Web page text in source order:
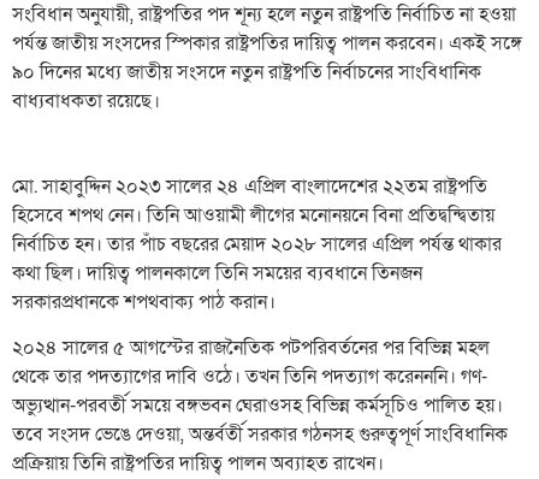
সংবিধান অনুযায়ী, রাষ্ট্রপতির পদ শূন্য হলে নতুন রাষ্ট্রপতি নির্বাচিত না হওয়া
পর্যন্ত জাতীয় সংসদের স্পিকার রাষ্ট্রপতির দায়িত্ব পালন করবেন। একই সঙ্গে
৯০ দিনের মধ্যে জাতীয় সংসদে নতুন রাষ্ট্রপতি নির্বাচনের সাংবিধানিক
বাধ্যবাধকতা রয়েছে।
মো. সাহাবুদ্দিন ২০২৩ সালের ২৪ এপ্রিল বাংলাদেশের ২২তম রাষ্ট্রপতি
হিসেবে শপথ নেন। তিনি আওয়ামী লীগের মনোনয়নে বিনা প্রতিদ্বন্দ্বিতায়
নির্বাচিত হন। তার পাঁচ বছরের মেয়াদ ২০২৮ সালের এপ্রিল পর্যন্ত থাকার
কথা ছিল। দায়িত্ব পালনকালে তিনি সময়ের ব্যবধানে তিনজন
সরকারপ্রধানকে শপথবাক্য পাঠ করান।
২০২৪ সালের ৫ আগস্টের রাজনৈতিক পটপরিবর্তনের পর বিভিন্ন মহল
থেকে তার পদত্যাগের দাবি ওঠে। তখন তিনি পদত্যাগ করেনননি। গণ-
অভ্যুত্থান-পরবর্তী সময়ে বঙ্গভবন ঘেরাওসহ বিভিন্ন কর্মসূচিও পালিত হয়।
তবে সংসদ ভেঙে দেওয়া, অন্তর্বর্তী সরকার গঠনসহ গুরুত্বপূর্ণ সাংবিধানিক
প্রক্রিয়ায় তিনি রাষ্ট্রপতির দায়িত্ব পালন অব্যাহত রাখেন।